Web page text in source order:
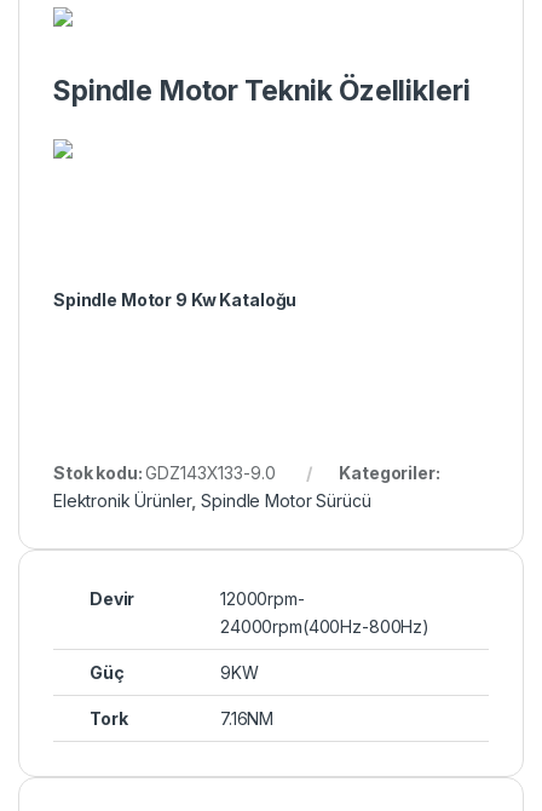
Spindle Motor Teknik Özellikleri
Spindle Motor 9 Kw Kataloğu
Stok kodu:GDZ143X133-9.0
Kategoriler:
Elektronik Ürünler,Spindle Motor Sürücü
Devir
12000rpm-
24000rpm(400Hz-800Hz)
Güç 9KW
Tork 7.16NM